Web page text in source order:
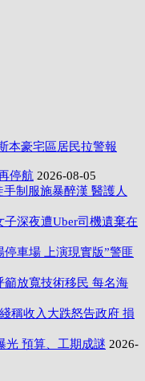
本豪宅區居民拉警報
停航 2026-08-05
制服施暴醉漢 醫護人
深夜遭Uber司機遺棄在
車場 上演現實版”警匪
籲放寬技術移民 每名海
稱收入大跌怒告政府 損
光 預算、工期成謎 2026-